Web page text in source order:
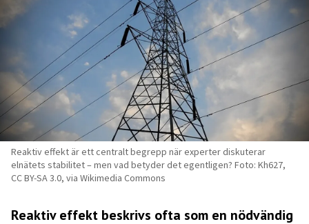
Reaktiv effekt är ett centralt begrepp när experter diskuterar
elnätets stabilitet – men vad betyder det egentligen? Foto: Kh627,
CC BY-SA 3.0, via Wikimedia Commons
Reaktiv effekt beskrivs ofta som en nödvändig